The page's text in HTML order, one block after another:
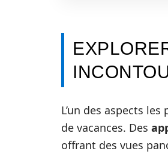
L’un des aspects
de vacances. Des
offrant des vues